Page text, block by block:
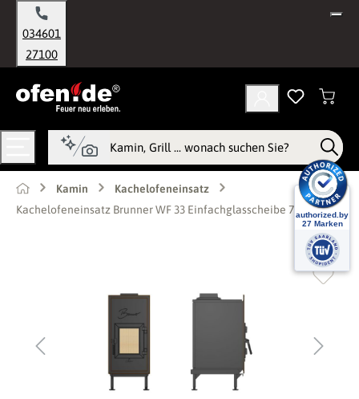
springen
034601
27100
Kamin
Kachelofeneinsatz
Kachelofeneinsatz Brunner WF 33 Einfachglasscheibe 7 kW